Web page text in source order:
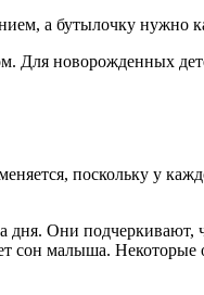
а бутылочку нужно
Для новорожденных
поскольку у
Они подчеркивают,
сон малыша. Некоторые